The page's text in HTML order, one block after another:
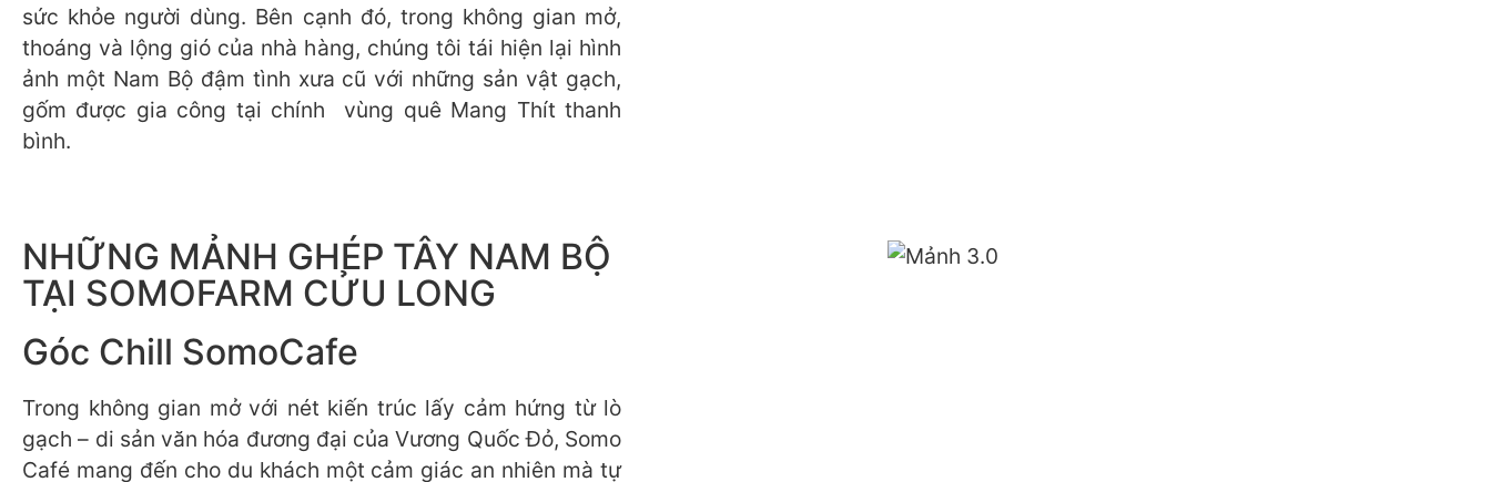
sức khỏe người dùng. Bên cạnh đó, trong không gian mở,
thoáng và lộng gió của nhà hàng, chúng tôi tái hiện lại hình
ảnh một Nam Bộ đậm tình xưa cũ với những sản vật gạch,
gốm được gia công tại chính vùng quê Mang Thít thanh
bình.
NHỮNG MẢNH GHÉP TÂY NAM BỘ
TẠI SOMOFARM CỬU LONG
Góc Chill SomoCafe
Trong không gian mở với nét kiến trúc lấy cảm hứng từ lò
gạch – di sản văn hóa đương đại của Vương Quốc Đỏ, Somo
Café mang đến cho du khách một cảm giác an nhiên mà tự